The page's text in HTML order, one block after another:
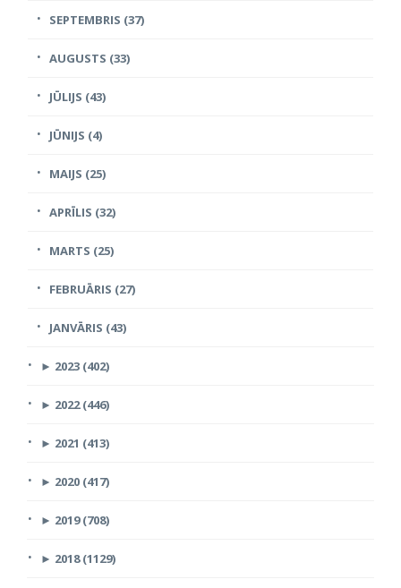
SEPTEMBRIS (37)
AUGUSTS (33)
JŪLIJS (43)
JŪNIJS (4)
MAIJS (25)
APRĪLIS (32)
MARTS (25)
FEBRUĀRIS (27)
JANVĀRIS (43)
► 2023 (402)
► 2022 (446)
► 2021 (413)
► 2020 (417)
► 2019 (708)
► 2018 (1129)